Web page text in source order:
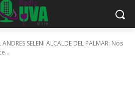
ANDRES SELENI ALCALDE DEL PALMAR: Nos